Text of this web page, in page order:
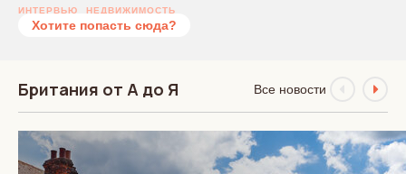
ИНТЕРВЬЮ НЕДВИЖИМОСТЬ
Хотите попасть сюда?
Британия от А до Я Все новости